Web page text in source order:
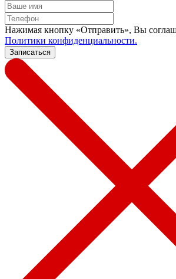
Нажимая кнопку «Отправить», Вы
Политики конфиденциальности.
Записаться